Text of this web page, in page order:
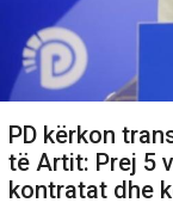
PD kërkon
të Artit: Prej 5
kontratat dhe